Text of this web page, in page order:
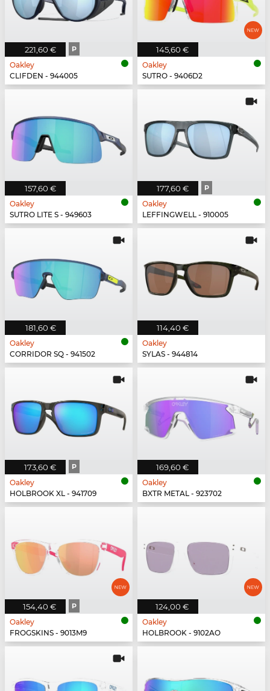
221,60 € P
Oakley
CLIFDEN - 944005
145,60 €
Oakley
SUTRO - 9406D2
157,60 €
Oakley
SUTRO LITE S - 949603
177,60 € P
Oakley
LEFFINGWELL - 910005
181,60 €
Oakley
CORRIDOR SQ - 941502
114,40 €
Oakley
SYLAS - 944814
173,60 € P
Oakley
HOLBROOK XL - 941709
169,60 €
Oakley
BXTR METAL - 923702
154,40 € P
Oakley
FROGSKINS - 9013M9
124,00 €
Oakley
HOLBROOK - 9102AO